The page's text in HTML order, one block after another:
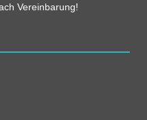
Vereinbarung!